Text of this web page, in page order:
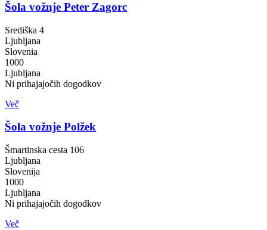
Šola vožnje Peter Zagorc
Središka 4
Ljubljana
Slovenia
1000
Ljubljana
Ni prihajajočih dogodkov
Več
Šola vožnje Polžek
Šmartinska cesta 106
Ljubljana
Slovenija
1000
Ljubljana
Ni prihajajočih dogodkov
Več